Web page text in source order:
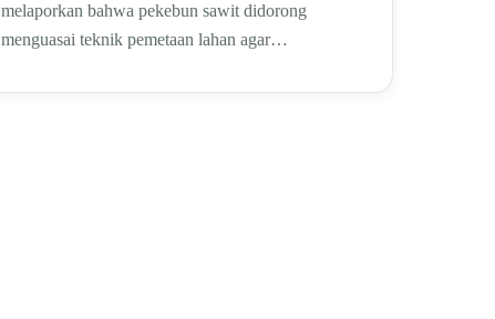
melaporkan bahwa pekebun sawit didorong
menguasai teknik pemetaan lahan agar…